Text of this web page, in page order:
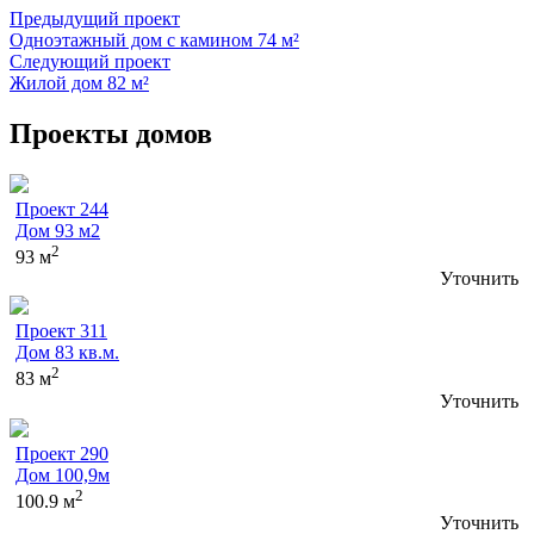
Предыдущий проект
Одноэтажный дом с камином 74 м²
Следующий проект
Жилой дом 82 м²
Проекты домов
Проект 244
Дом 93 м2
93 м2
Уточнить
Проект 311
Дом 83 кв.м.
83 м2
Уточнить
Проект 290
Дом 100,9м
100.9 м2
Уточнить